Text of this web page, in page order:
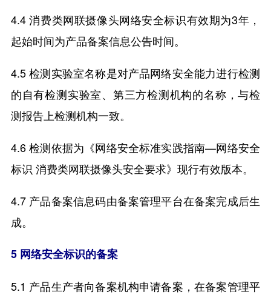
4.4 消费类网联摄像头网络安全标识有效期为3年，
起始时间为产品备案信息公告时间。
4.5 检测实验室名称是对产品网络安全能力进行检测
的自有检测实验室、第三方检测机构的名称，与检
测报告上检测机构一致。
4.6 检测依据为《网络安全标准实践指南—网络安全
标识 消费类网联摄像头安全要求》现行有效版本。
4.7 产品备案信息码由备案管理平台在备案完成后生
成。
5 网络安全标识的备案
5.1 产品生产者向备案机构申请备案，在备案管理平